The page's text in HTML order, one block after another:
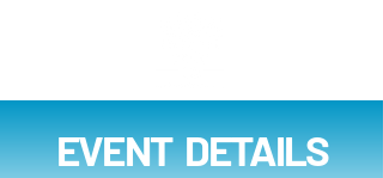
EVENT DETAILS